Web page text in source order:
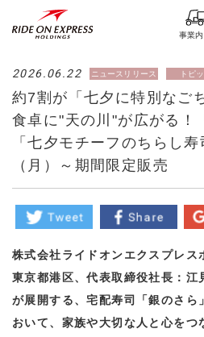
事業
2026.06.22 ニュースリリース トピ
約7割が「七夕に特別なご
食卓に"天の川"が広がる！
「七夕モチーフのちらし
（月）～期間限定販売
株式会社ライドオンエクスプレス
東京都港区、代表取締役社長：江
が展開する、宅配寿司「銀のさら
おいて、家族や大切な人と心をつ